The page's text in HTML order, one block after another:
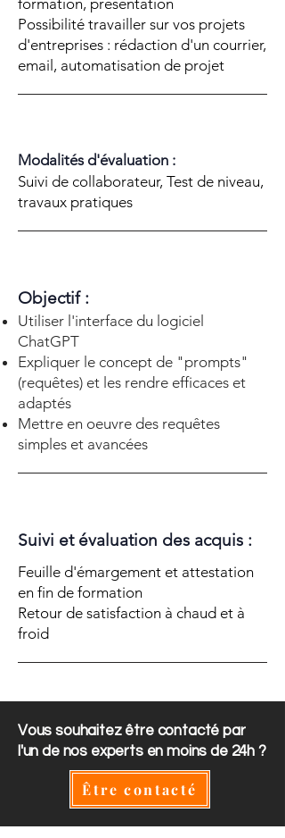
formation, présentation
Possibilité travailler sur vos projets
d'entreprises : rédaction d'un courrier,
email, automatisation de projet
Modalités d'évaluation :
Suivi de collaborateur, Test de niveau,
travaux pratiques
Objectif :
Utiliser l'interface du logiciel
ChatGPT
Expliquer le concept de "prompts"
(requêtes) et les rendre efficaces et
adaptés
Mettre en oeuvre des requêtes
simples et avancées
Suivi et évaluation des acquis :
Feuille d'émargement et attestation
en fin de formation
Retour de satisfaction à chaud et à
froid
Vous souhaitez être contacté par
l'un de nos experts en moins de 24h ?
Être contacté